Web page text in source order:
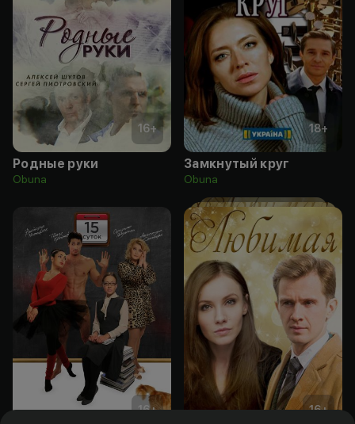
16+
Родные руки
Obuna
18+
Замкнутый круг
Obuna
16+ 16+